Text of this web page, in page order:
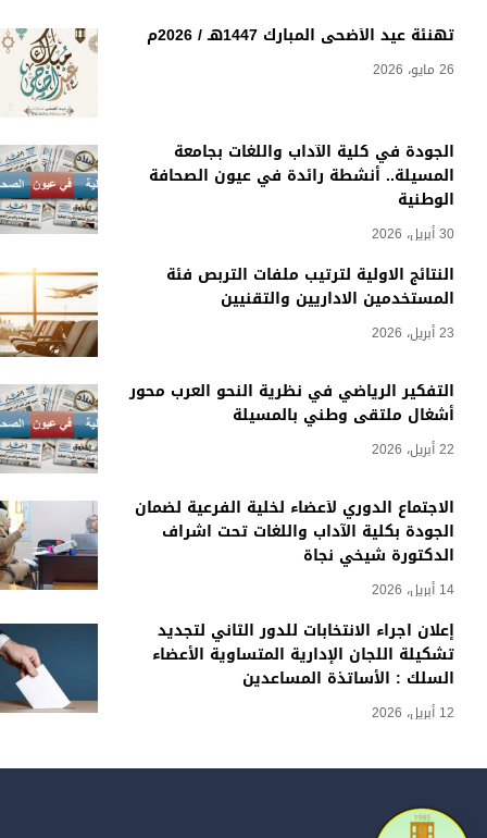
تهنئة عيد الأضحى المبارك 1447هـ / 2026م
26 مايو، 2026
الجودة في كلية الآداب واللغات بجامعة
المسيلة.. أنشطة رائدة في عيون الصحافة
الوطنية
30 أبريل، 2026
النتائج الاولية لترتيب ملفات التربص فئة
المستخدمين الاداريين والتقنيين
23 أبريل، 2026
التفكير الرياضي في نظرية النحو العرب محور
أشغال ملتقى وطني بالمسيلة
22 أبريل، 2026
الاجتماع الدوري لأعضاء لخلية الفرعية لضمان
الجودة بكلية الآداب واللغات تحت اشراف
الدكتورة شيخي نجاة
14 أبريل، 2026
إعلان اجراء الانتخابات للدور الثاني لتجديد
تشكيلة اللجان الإدارية المتساوية الأعضاء
السلك : الأساتذة المساعدين
12 أبريل، 2026